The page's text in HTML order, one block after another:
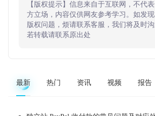
【版权提示】信息来自于互联网，不代
方立场，内容仅供网友参考学习。如发
版权问题，烦请联系客服，我们将及时
若转载请联系原出处
最新 热门 资讯 视频 报告